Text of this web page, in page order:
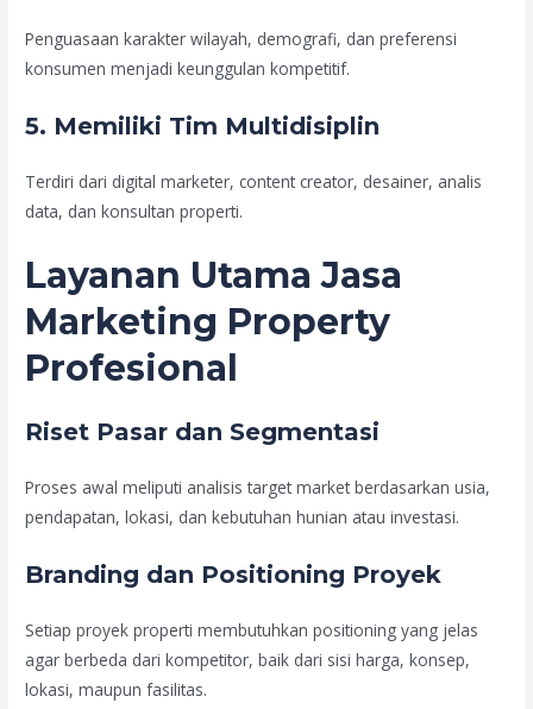
Penguasaan karakter wilayah, demografi, dan preferensi
konsumen menjadi keunggulan kompetitif.
5. Memiliki Tim Multidisiplin
Terdiri dari digital marketer, content creator, desainer, analis
data, dan konsultan properti.
Layanan Utama Jasa
Marketing Property
Profesional
Riset Pasar dan Segmentasi
Proses awal meliputi analisis target market berdasarkan usia,
pendapatan, lokasi, dan kebutuhan hunian atau investasi.
Branding dan Positioning Proyek
Setiap proyek properti membutuhkan positioning yang jelas
agar berbeda dari kompetitor, baik dari sisi harga, konsep,
lokasi, maupun fasilitas.